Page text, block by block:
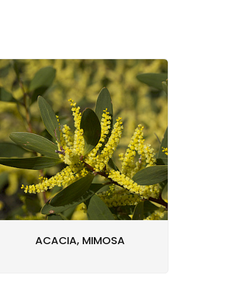
ACACIA, MIMOSA